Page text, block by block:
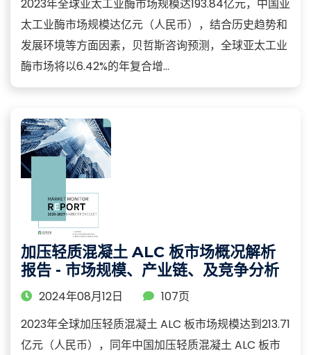
2023年全球亚太工业酶市场规模达193.84亿元，中国亚
太工业酶市场规模达亿元（人民币），结合历史趋势和
发展环境等方面因素，贝哲斯咨询预测，全球亚太工业
酶市场将以6.42%的年复合增...
加压轻质混凝土 ALC 板市场概况解析
报告 - 市场规模、产业链、及竞争分析
2024年08月12日
107页
2023年全球加压轻质混凝土 ALC 板市场规模达到213.71
亿元（人民币），同年中国加压轻质混凝土 ALC 板市